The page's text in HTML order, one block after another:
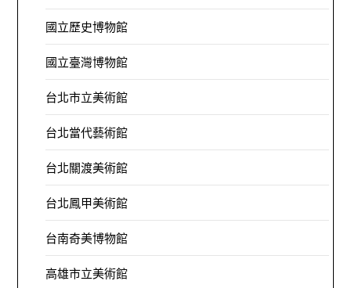
國立歷史博物館
國立臺灣博物館
台北市立美術館
台北當代藝術館
台北關渡美術館
台北鳳甲美術館
台南奇美博物館
高雄市立美術館